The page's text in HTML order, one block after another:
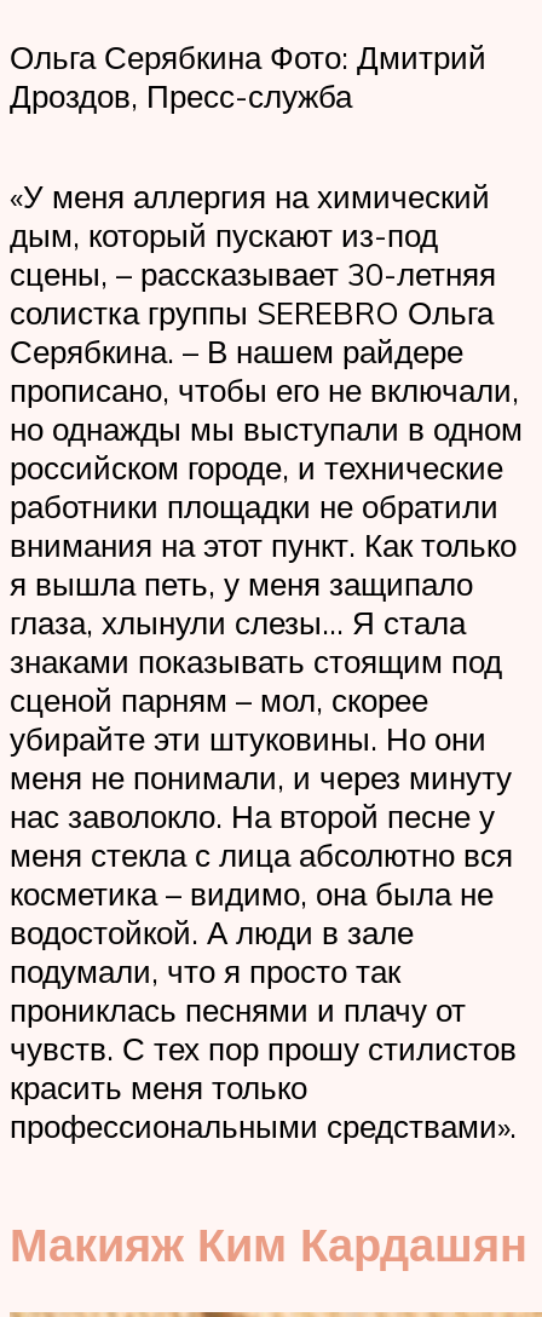
Ольга Серябкина Фото: Дмитрий
Дроздов, Пресс-служба
«У меня аллергия на химический
дым, который пускают из-под
сцены, – рассказывает 30-летняя
солистка группы SEREBRO Ольга
Серябкина. – В нашем райдере
прописано, чтобы его не включали,
но однажды мы выступали в одном
российском городе, и технические
работники площадки не обратили
внимания на этот пункт. Как только
я вышла петь, у меня защипало
глаза, хлынули слезы… Я стала
знаками показывать стоящим под
сценой парням – мол, скорее
убирайте эти штуковины. Но они
меня не понимали, и через минуту
нас заволокло. На второй песне у
меня стекла с лица абсолютно вся
косметика – видимо, она была не
водостойкой. А люди в зале
подумали, что я просто так
прониклась песнями и плачу от
чувств. С тех пор прошу стилистов
красить меня только
профессиональными средствами».
Макияж Ким Кардашян